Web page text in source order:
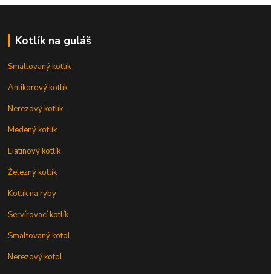
Kotlík na guláš
Smaltovaný kotlík
Antikorový kotlík
Nerezový kotlík
Medený kotlík
Liatinový kotlík
Železný kotlík
Kotlík na ryby
Servírovací kotlík
Smaltovaný kotol
Nerezový kotol